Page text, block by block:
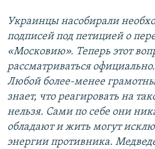
Украинцы насобирали
подписей под петицией о
«Московию». Теперь этот
рассматриваться официально.
Любой более-менее
знает, что реагировать на
нельзя. Сами по себе они
обладают и жить могут
энергии противника.